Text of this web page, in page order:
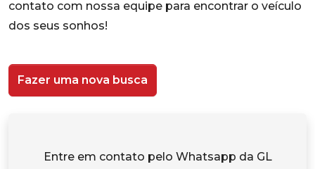
contato com nossa equipe para encontrar o veículo
dos seus sonhos!
Fazer uma nova busca
Entre em contato pelo Whatsapp da GL